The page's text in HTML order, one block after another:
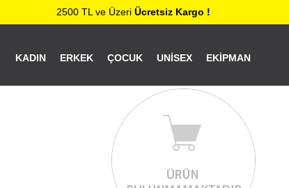
2500 TL ve Üzeri Ücretsiz Kargo !
KADIN ERKEK ÇOCUK UNISEX EKIPMAN